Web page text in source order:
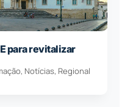
para revitalizar
, Notícias, Regional